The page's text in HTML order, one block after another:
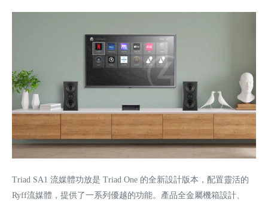
Triad SA1 流媒體功放是 Triad One 的全新設計版本，配置靈活的
Ryff流媒體，提供了一系列優越的功能。產品全金屬機箱設計、